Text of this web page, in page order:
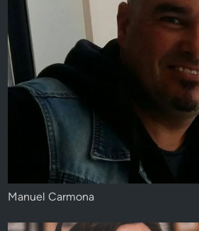
Manuel Carmona